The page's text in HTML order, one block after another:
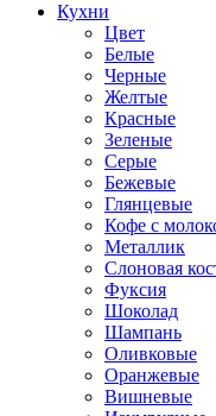
Кухни
Цвет
Белые
Черные
Желтые
Красные
Зеленые
Серые
Бежевые
Глянцевые
Кофе с
Металлик
Слоновая
Фуксия
Шоколад
Шампань
Оливковые
Оранжевые
Вишневые